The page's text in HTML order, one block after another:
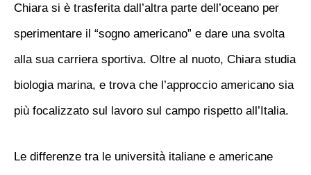
Chiara si è trasferita dall’altra parte dell’oceano per
sperimentare il “sogno americano” e dare una svolta
alla sua carriera sportiva. Oltre al nuoto, Chiara studia
biologia marina, e trova che l’approccio americano sia
più focalizzato sul lavoro sul campo rispetto all’Italia.
Le differenze tra le università italiane e americane